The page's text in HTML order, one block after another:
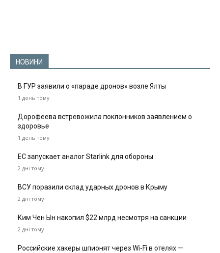
НОВИНИ
В ГУР заявили о «параде дронов» возле Ялты
1 день тому
Дорофеева встревожила поклонников заявлением о
здоровье
1 день тому
ЕС запускает аналог Starlink для обороны
2 дні тому
ВСУ поразили склад ударных дронов в Крыму
2 дні тому
Ким Чен Ын накопил $22 млрд несмотря на санкции
2 дні тому
Российские хакеры шпионят через Wi-Fi в отелях —